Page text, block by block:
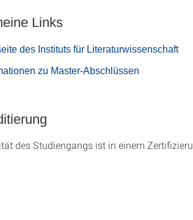
Links
des Instituts für Literaturwissenschaft
zu Master-Abschlüssen
des Studien­gangs ist in einem